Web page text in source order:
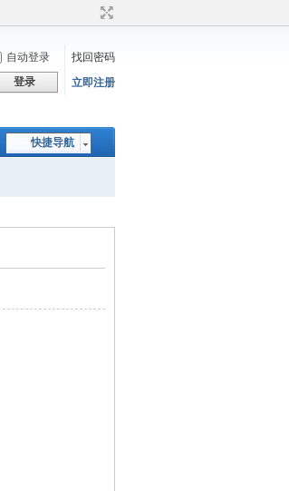
自动登录
找回密码
登录 立即注册
快捷导航